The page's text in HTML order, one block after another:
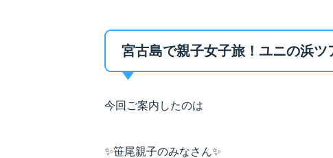
宮古島で親子女子旅！ユニの浜ツ
今回ご案内したのは
✨笹尾親子のみなさん✨